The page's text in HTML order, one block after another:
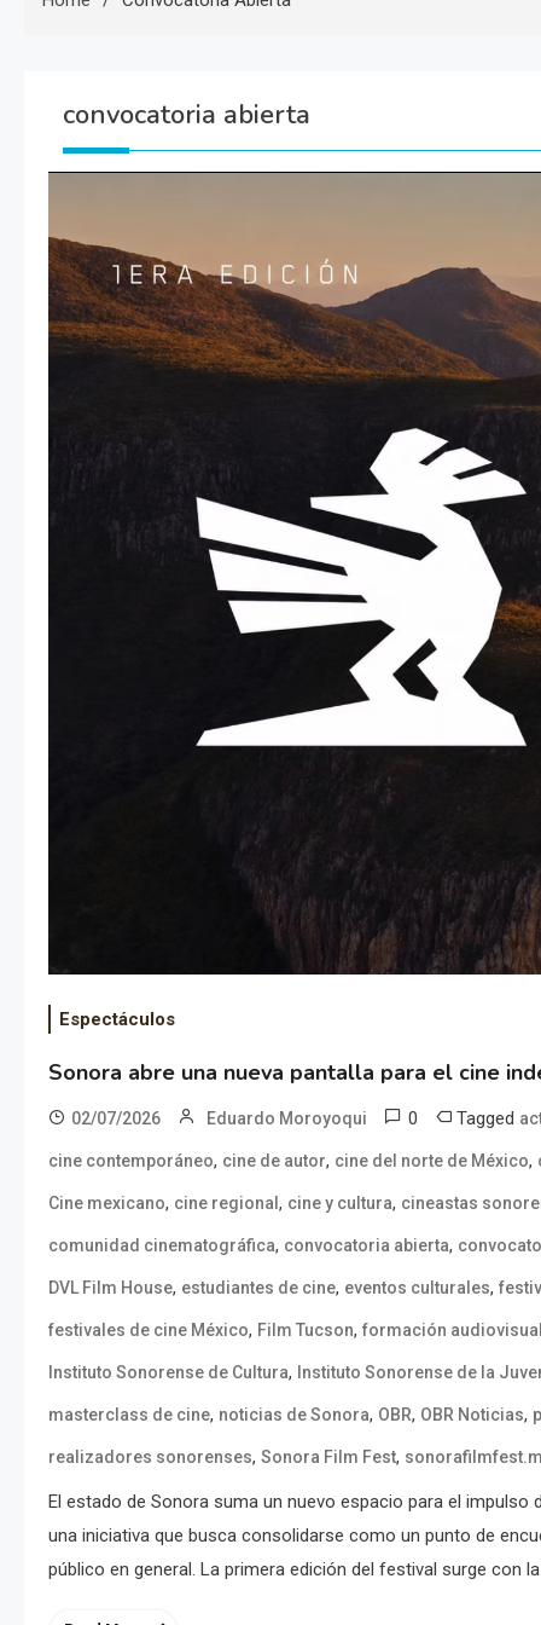
convocatoria abierta
Espectáculos
Sonora abre una nueva pantalla para el cine
02/07/2026 Eduardo Moroyoqui 0 Tagged
cine contemporáneo, cine de autor, cine del norte de México,
Cine mexicano, cine regional , cine y cultura, cineastas
comunidad cinematográfica, convocatoria abierta,
DVL Film House, estudiantes de cine, eventos culturales,
festivales de cine México, Film Tucson, formación audiovisual
Instituto Sonorense de Cultura, Instituto Sonorense de la
masterclass de cine, noticias de Sonora, OBR, OBR Noticias,
realizadores sonorenses, Sonora Film Fest,
El estado de Sonora suma un nuevo espacio para el
una iniciativa que busca consolidarse como un punto de
público en general. La primera edición del festival surge con